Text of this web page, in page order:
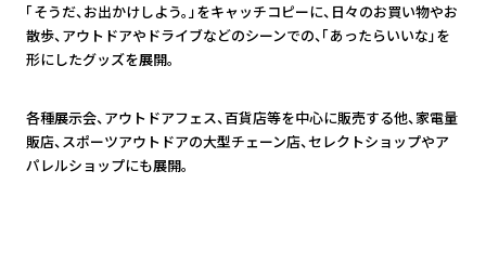
「そうだ、お出かけしよう。」をキャッチコピーに、日々のお買い物やお
散歩、アウトドアやドライブなどのシーンでの、「あったらいいな」を
形にしたグッズを展開。
各種展示会、アウトドアフェス、百貨店等を中心に販売する他、家電量
販店、スポーツアウトドアの大型チェーン店、セレクトショップやア
パレルショップにも展開。